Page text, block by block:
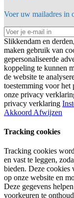
Voer uw mailadres in
Slikkendam en
maken gebruik van
gepersonaliseerde
koppeling te kunnen
de website te
toestemming voor het
onze privacy
privacy verklaring
Akkoord Afwijzen
Tracking cookies
Tracking cookies
en vast te leggen,
bieden. Deze cookies
op onze website en
Deze gegevens
voorkeuren te